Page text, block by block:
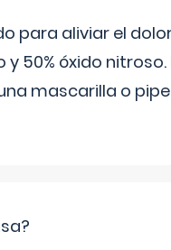
para aliviar el
y 50% óxido
mascarilla o